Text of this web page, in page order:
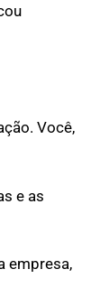
Você,
e as
empresa,